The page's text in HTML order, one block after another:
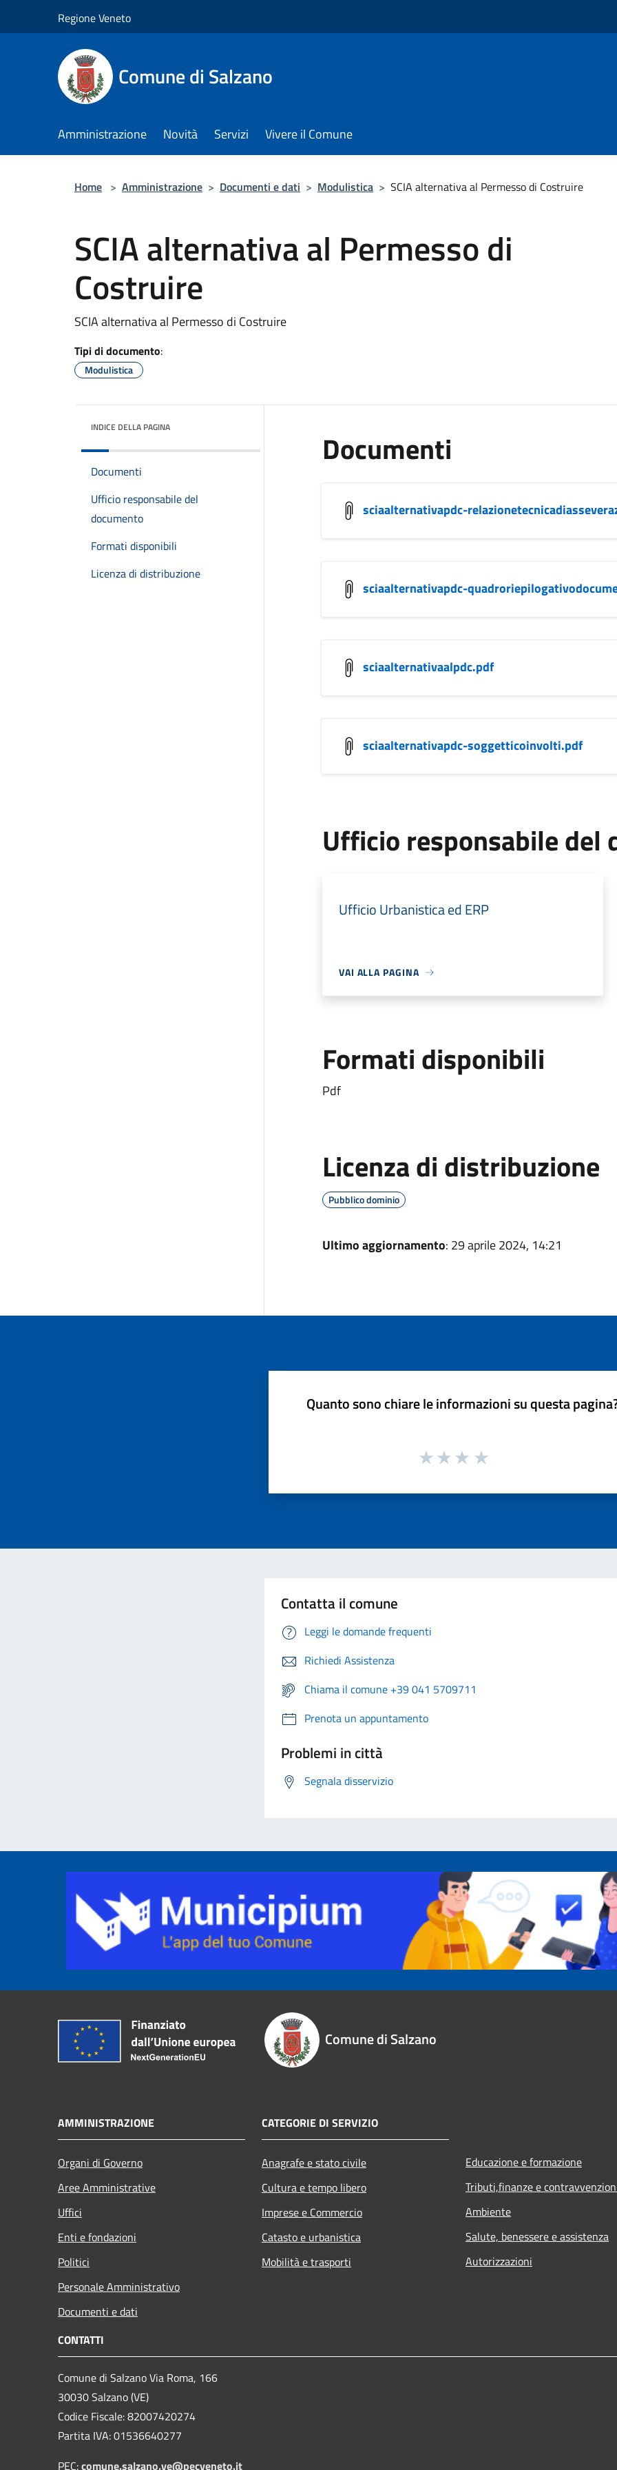
Regione Veneto
Comune di Salzano
Amministrazione Novità Servizi Vivere il Comune
Home > Amministrazione > Documenti e dati > Modulistica > SCIA alternativa al Permesso di Costruire
SCIA alternativa al Permesso di
Costruire
SCIA alternativa al Permesso di Costruire
Tipi di documento:
Modulistica
INDICE DELLA PAGINA
Documenti
Ufficio responsabile del
documento
Formati disponibili
Licenza di distribuzione
Documenti
sciaalternativapdc-
sciaalternativapdc-
sciaalternativaalpdc.pdf
sciaalternativapdc-soggetticoinvolti.pdf
Ufficio responsabile del
Ufficio Urbanistica ed ERP
VAI ALLA PAGINA
Formati disponibili
Pdf
Licenza di distribuzione
Pubblico dominio
Ultimo aggiornamento: 29 aprile 2024, 14:21
Quanto sono chiare le informazioni su questa
Contatta il comune
Leggi le domande frequenti
Richiedi Assistenza
Chiama il comune +39 041 5709711
Prenota un appuntamento
Problemi in città
Segnala disservizio
Comune di Salzano
AMMINISTRAZIONE
Organi di Governo
Aree Amministrative
Uffici
Enti e fondazioni
Politici
Personale Amministrativo
Documenti e dati
CATEGORIE DI SERVIZIO
Anagrafe e stato civile
Cultura e tempo libero
Imprese e Commercio
Catasto e urbanistica
Mobilità e trasporti
Educazione e formazione
Tributi,finanze e
Ambiente
Salute, benessere e assistenza
Autorizzazioni
CONTATTI
Comune di Salzano Via Roma, 166
30030 Salzano (VE)
Codice Fiscale: 82007420274
Partita IVA: 01536640277
PEC:comune.salzano.ve@pecveneto.it